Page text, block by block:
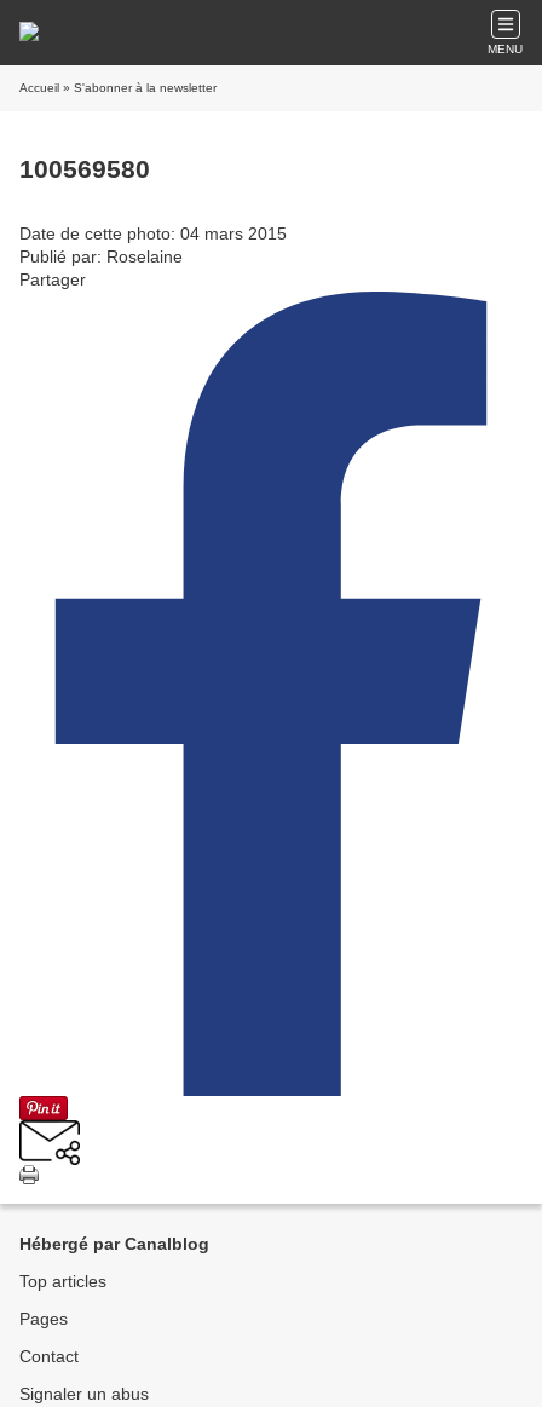
MENU
Accueil » S'abonner à la newsletter
100569580
Date de cette photo: 04 mars 2015
Publié par: Roselaine
Partager
Hébergé par Canalblog
Top articles
Pages
Contact
Signaler un abus